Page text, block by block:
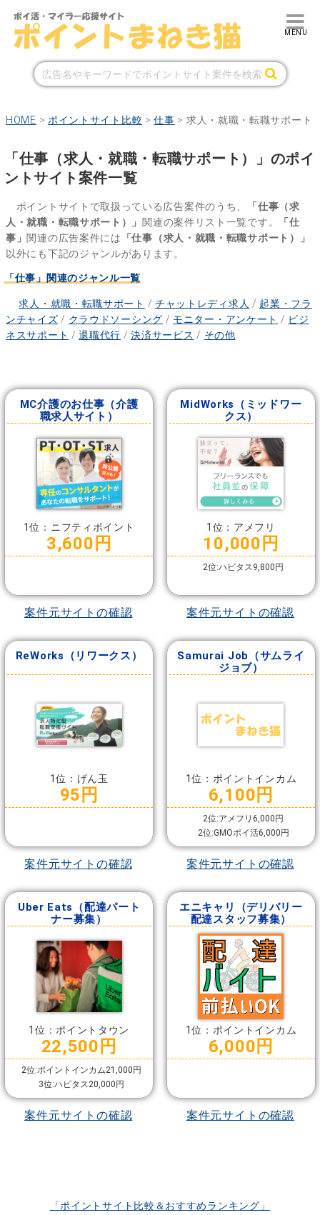
HOME > ポイントサイト比較 >仕事 > 求人・就職・転職サポート
「仕事（求人・就職・転職サポート）」のポイ
ントサイト案件一覧
ポイントサイトで取扱っている広告案件のうち、
「仕事（求
人・就職・転職サポート）」 関連の案件リスト一覧です。
「仕
事」 関連の広告案件には
「仕事（求人・就職・転職サポート）」
以外にも下記のジャンルがあります。
「仕事」関連のジャンル一覧
求人・就職・転職サポート / チャットレディ求人 / 起業・フラ
ンチャイズ / クラウドソーシング / モニター・アンケート / ビジ
ネスサポート /退職代行 /決済サービス / その他
MC介護のお仕事（介護
職求人サイト）
1位：ニフティポイント
3,600円
案件元サイトの確認
MidWorks（ミッドワー
クス）
1位：アメフリ
10,000円
2位:ハピタス9,800円
案件元サイトの確認
ReWorks（リワークス）
1位：げん玉
95円
案件元サイトの確認
Samurai Job（サムライ
ジョブ）
1位：ポイントインカム
6,100円
2位:アメフリ6,000円
2位:GMOポイ活6,000円
案件元サイトの確認
Uber Eats（配達パート
ナー募集）
1位：ポイントタウン
22,500円
2位:ポイントインカム21,000円
3位:ハピタス20,000円
案件元サイトの確認
エニキャリ（デリバリー
配達スタッフ募集）
1位：ポイントインカム
6,000円
案件元サイトの確認
「ポイントサイト比較＆おすすめランキング」